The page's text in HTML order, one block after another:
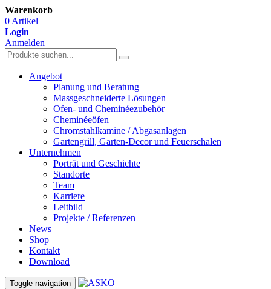
Warenkorb
0 Artikel
Login
Anmelden
Angebot
Planung und Beratung
Massgeschneiderte Lösungen
Ofen- und Cheminéezubehör
Cheminéeöfen
Chromstahlkamine / Abgasanlagen
Gartengrill, Garten-Decor und Feuerschalen
Unternehmen
Porträt und Geschichte
Standorte
Team
Karriere
Leitbild
Projekte / Referenzen
News
Shop
Kontakt
Download
Toggle navigation